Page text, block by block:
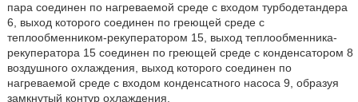
пара соединен по нагреваемой среде с входом турбодетандера
6, выход которого соединен по греющей среде с
теплообменником-рекуператором 15, выход теплообменника-
рекуператора 15 соединен по греющей среде с конденсатором 8
воздушного охлаждения, выход которого соединен по
нагреваемой среде с входом конденсатного насоса 9, образуя
замкнутый контур охлаждения.